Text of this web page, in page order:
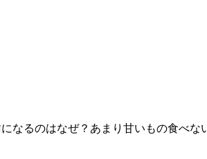
なるのはなぜ？あまり甘いもの食べな